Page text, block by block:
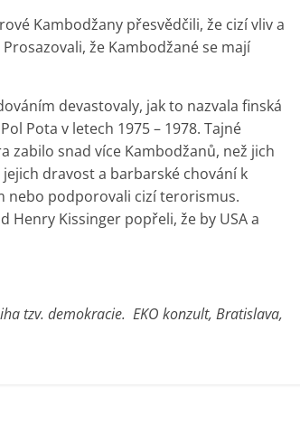
Kambodžany přesvědčili, že cizí vliv a
že Kambodžané se mají
devastovaly, jak to nazvala finská
Pota v letech 1975 – 1978. Tajné
zabilo snad více Kambodžanů, než jich
dravost a barbarské chování k
nebo podporovali cizí terorismus.
Kissinger popřeli, že by USA a
tzv. demokracie. EKO konzult, Bratislava,